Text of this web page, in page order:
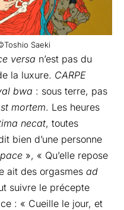
Saeki
versa n’est pas du
la luxure. CARPE
bwa : sous terre, pas
mortem. Les heures
necat, toutes
bien d’une personne
», « Qu’elle repose
ait des orgasmes ad
suivre le précepte
: « Cueille le jour, et